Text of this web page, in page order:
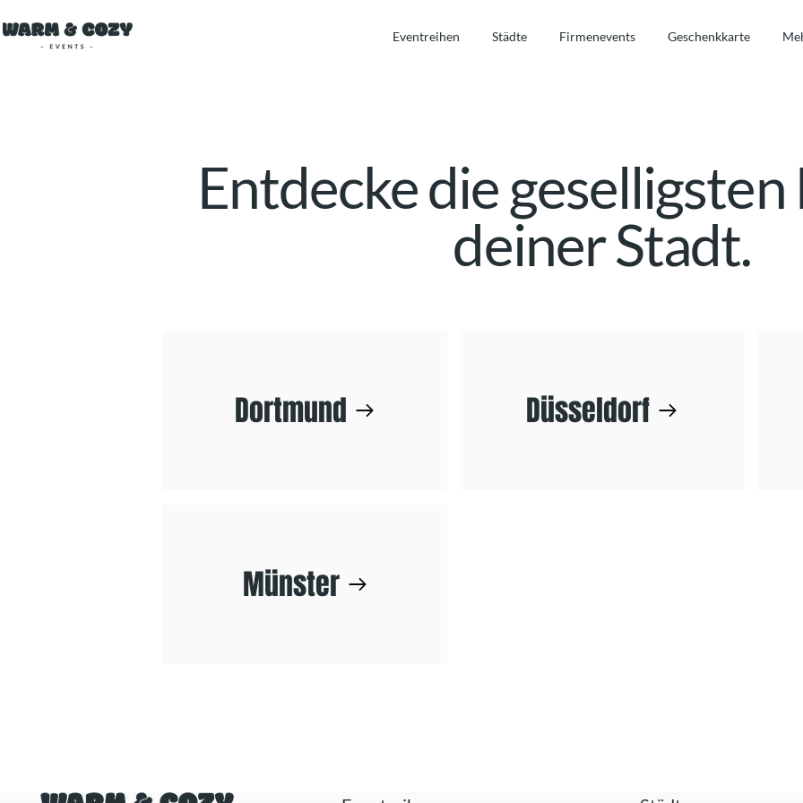
Eventreihen Städte Firmenevents Geschenkkarte
Entdecke die geselligsten
deiner Stadt.
Dortmund
Münster
Düsseldorf